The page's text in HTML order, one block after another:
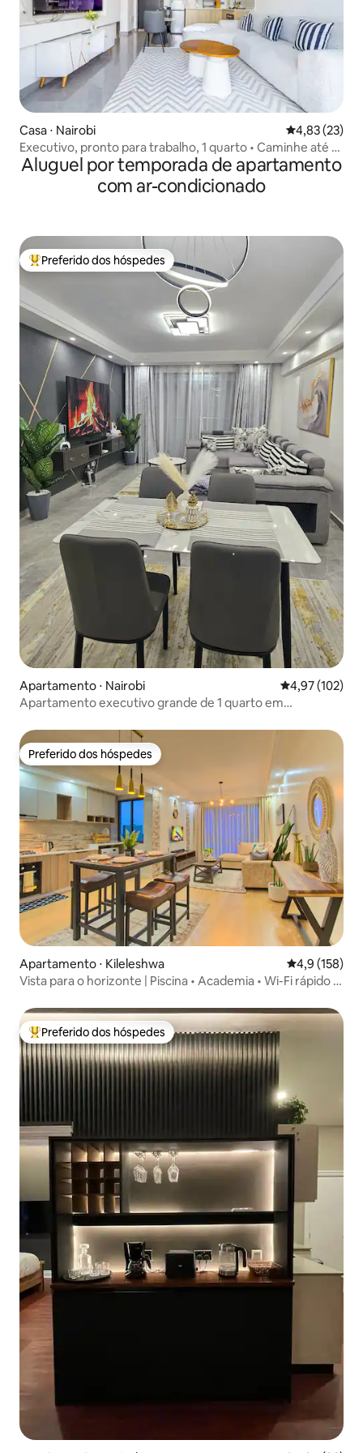
Casa ⋅ Nairobi 4,83 de uma
4,83 (23)
Executivo, pronto para trabalho, 1 quarto • Caminhe até o
shopping Junction
Aluguel por temporada de apartamento
com ar-condicionado
Entre os melhores preferidos dos hóspedes
Preferido dos hóspedes
Apartamento ⋅ Nairobi 4,97 de uma
4,97 (102)
Apartamento executivo grande de 1 quarto em
Preferido dos hóspedes
Preferido dos hóspedes
Apartamento ⋅ Kileleshwa 4,9 de uma
4,9 (158)
Vista para o horizonte | Piscina • Academia • Wi-Fi rápido |
Entre os melhores preferidos dos hóspedes
Preferido dos hóspedes